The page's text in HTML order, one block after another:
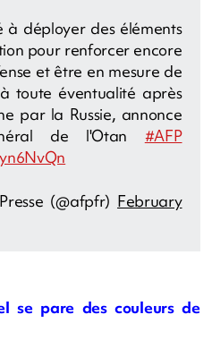
à déployer des éléments
pour renforcer encore
et être en mesure de
toute éventualité après
par la Russie, annonce
de l'Otan #AFP
(@afpfr) February
se pare des couleurs de